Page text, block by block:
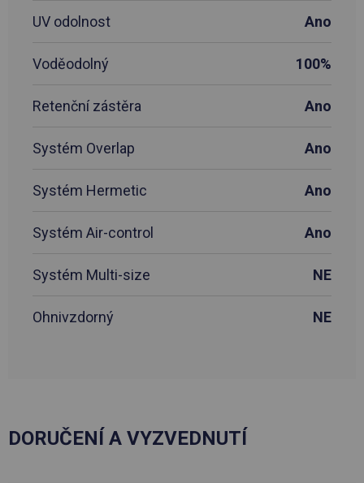
UV odolnost Ano
Voděodolný 100%
Retenční zástěra Ano
Systém Overlap Ano
Systém Hermetic Ano
Systém Air-control Ano
Systém Multi-size NE
Ohnivzdorný NE
DORUČENÍ A VYZVEDNUTÍ